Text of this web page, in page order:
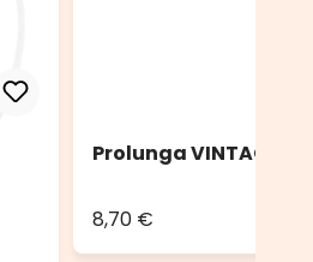
Prolunga VINTAGE
8,70 €